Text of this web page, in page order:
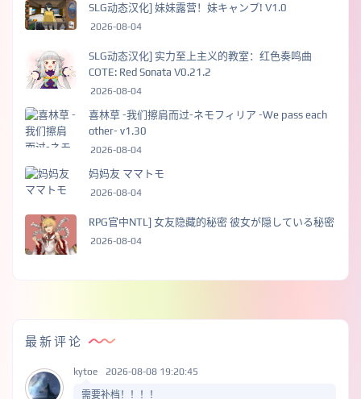
SLG动态汉化] 妹妹露营！妹キャンプ! V1.0
2026-08-04
SLG动态汉化] 实力至上主义的教室：红色奏鸣曲
COTE: Red Sonata V0.21.2
2026-08-04
喜林草 -我们擦肩而过-ネモフィリア -We pass each
other- v1.30
2026-08-04
妈妈友 ママトモ
2026-08-04
RPG官中NTL] 女友隐藏的秘密 彼女が隠している秘密
2026-08-04
最新评论
kytoe 2026-08-08 19:20:45
需要补档！！！！